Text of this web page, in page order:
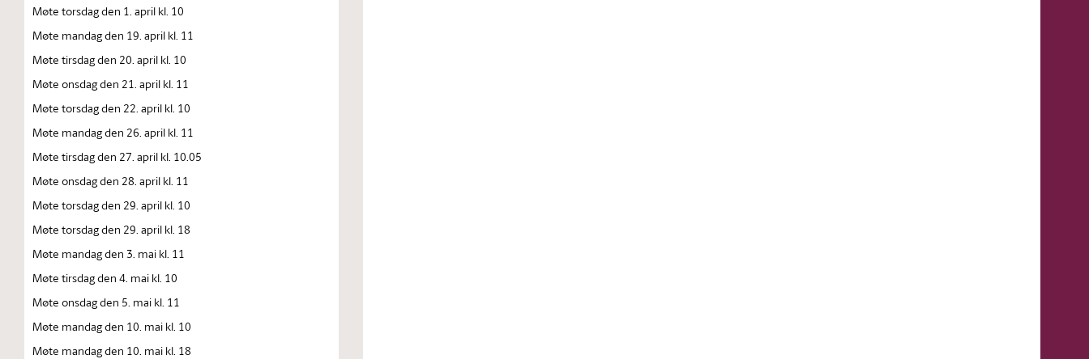
Møte torsdag den 1. april kl. 10
Møte mandag den 19. april kl. 11
Møte tirsdag den 20. april kl. 10
Møte onsdag den 21. april kl. 11
Møte torsdag den 22. april kl. 10
Møte mandag den 26. april kl. 11
Møte tirsdag den 27. april kl. 10.05
Møte onsdag den 28. april kl. 11
Møte torsdag den 29. april kl. 10
Møte torsdag den 29. april kl. 18
Møte mandag den 3. mai kl. 11
Møte tirsdag den 4. mai kl. 10
Møte onsdag den 5. mai kl. 11
Møte mandag den 10. mai kl. 10
Møte mandag den 10. mai kl. 18